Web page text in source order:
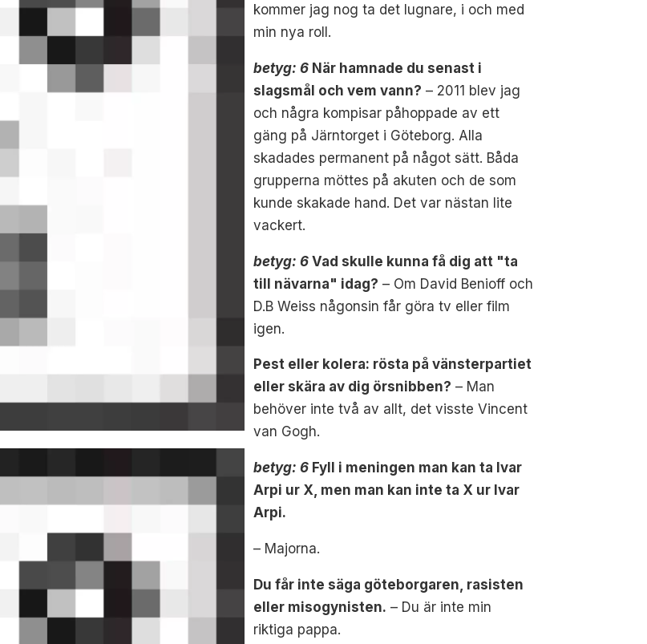
kommer jag nog ta det lugnare, i och med
min nya roll.
betyg: 6 När hamnade du senast i
slagsmål och vem vann? – 2011 blev jag
och några kompisar påhoppade av ett
gäng på Järntorget i Göteborg. Alla
skadades permanent på något sätt. Båda
grupperna möttes på akuten och de som
kunde skakade hand. Det var nästan lite
vackert.
betyg: 6 Vad skulle kunna få dig att "ta
till nävarna" idag? – Om David Benioff och
D.B Weiss någonsin får göra tv eller film
igen.
Pest eller kolera: rösta på vänsterpartiet
eller skära av dig örsnibben? – Man
behöver inte två av allt, det visste Vincent
van Gogh.
betyg: 6 Fyll i meningen man kan ta Ivar
Arpi ur X, men man kan inte ta X ur Ivar
Arpi.
– Majorna.
Du får inte säga göteborgaren, rasisten
eller misogynisten. – Du är inte min
riktiga pappa.